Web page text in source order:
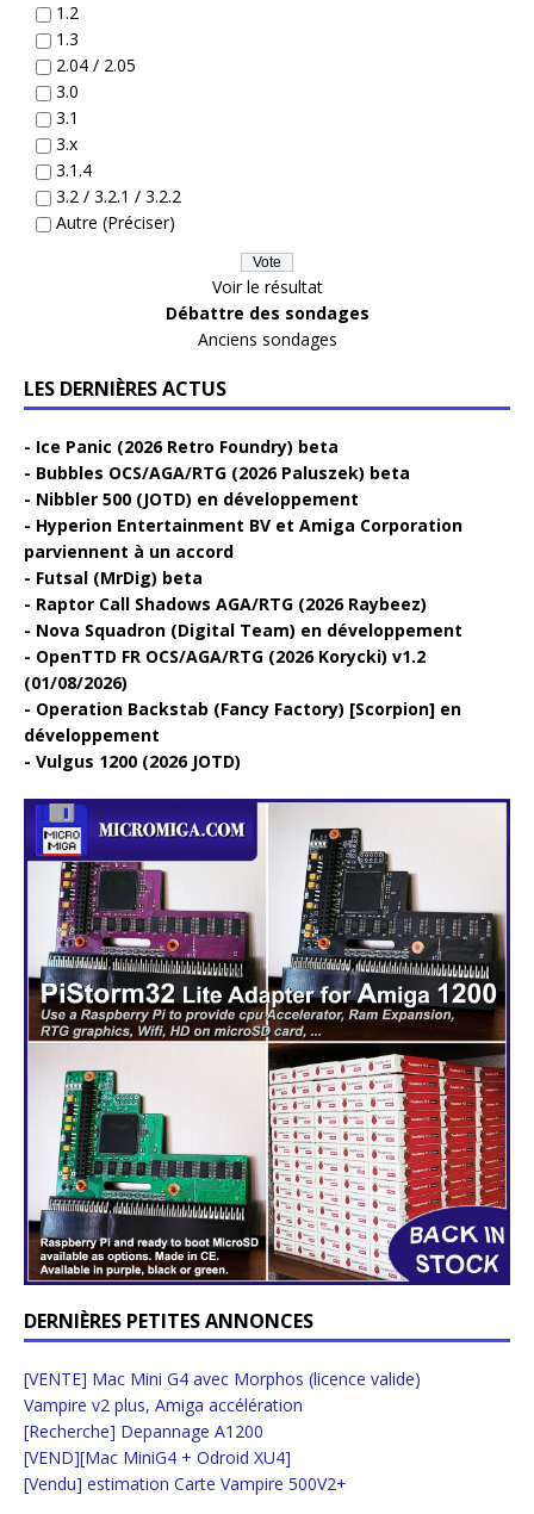
1.2
1.3
2.04 / 2.05
3.0
3.1
3.x
3.1.4
3.2 / 3.2.1 / 3.2.2
Autre (Préciser)
Voir le résultat
Débattre des sondages
Anciens sondages
LES DERNIÈRES ACTUS
Ice Panic (2026 Retro Foundry) beta
Bubbles OCS/AGA/RTG (2026 Paluszek) beta
Nibbler 500 (JOTD) en développement
Hyperion Entertainment BV et Amiga Corporation
parviennent à un accord
Futsal (MrDig) beta
Raptor Call Shadows AGA/RTG (2026 Raybeez)
Nova Squadron (Digital Team) en développement
OpenTTD FR OCS/AGA/RTG (2026 Korycki) v1.2
(01/08/2026)
Operation Backstab (Fancy Factory) [Scorpion] en
développement
Vulgus 1200 (2026 JOTD)
DERNIÈRES PETITES ANNONCES
[VENTE] Mac Mini G4 avec Morphos (licence valide)
Vampire v2 plus, Amiga accélération
[Recherche] Depannage A1200
[VEND][Mac MiniG4 + Odroid XU4]
[Vendu] estimation Carte Vampire 500V2+